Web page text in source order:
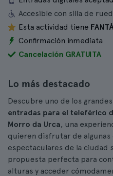
Accesible con silla de
Esta actividad tiene
Confirmación inmediata
Cancelación GRATUITA
Lo más destacado
Descubre uno de los
entradas para el teleférico
Morro da Urca, una
quieren disfrutar de algunas
espectaculares de la ciudad
propuesta perfecta para
alturas y acceder